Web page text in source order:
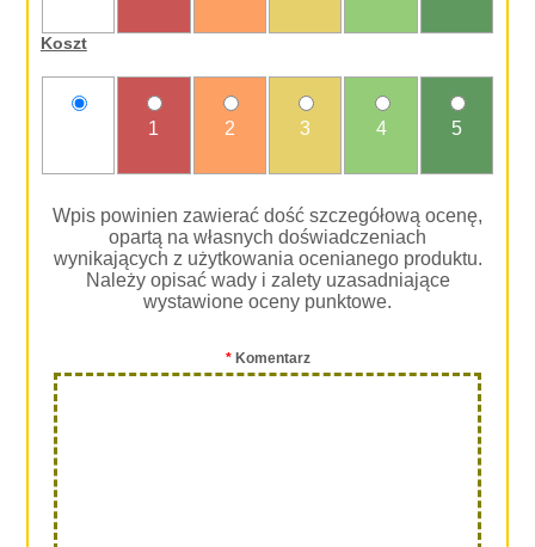
Koszt
1 2 3 4 5
Wpis powinien zawierać dość szczegółową ocenę,
opartą na własnych doświadczeniach
wynikających z użytkowania ocenianego produktu.
Należy opisać wady i zalety uzasadniające
wystawione oceny punktowe.
*Komentarz